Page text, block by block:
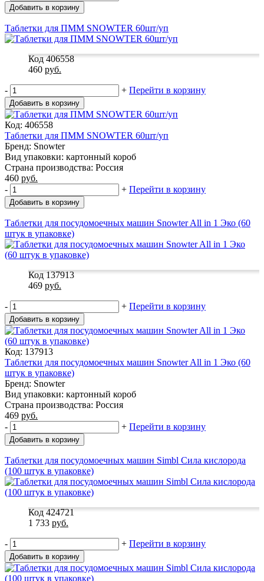
Добавить в корзину
Таблетки для ПММ SNOWTER 60шт/уп
Код 406558
460 руб.
- + Перейти в корзину
Добавить в корзину
Код: 406558
Таблетки для ПММ SNOWTER 60шт/уп
Бренд: Snowter
Вид упаковки: картонный короб
Страна производства: Россия
460 руб.
-
+ Перейти в корзину
Добавить в корзину
Таблетки для посудомоечных машин Snowter All in 1 Эко (60
штук в упаковке)
Код 137913
469 руб.
- + Перейти в корзину
Добавить в корзину
Код: 137913
Таблетки для посудомоечных машин Snowter All in 1 Эко (60
штук в упаковке)
Бренд: Snowter
Вид упаковки: картонный короб
Страна производства: Россия
469 руб.
-
+ Перейти в корзину
Добавить в корзину
Таблетки для посудомоечных машин Simbl Сила кислорода
(100 штук в упаковке)
Код 424721
1 733 руб.
- + Перейти в корзину
Добавить в корзину